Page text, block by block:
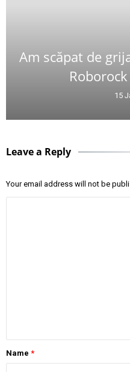
Am scăpat de
15
Leave a Reply
Your email address will not be
Name *